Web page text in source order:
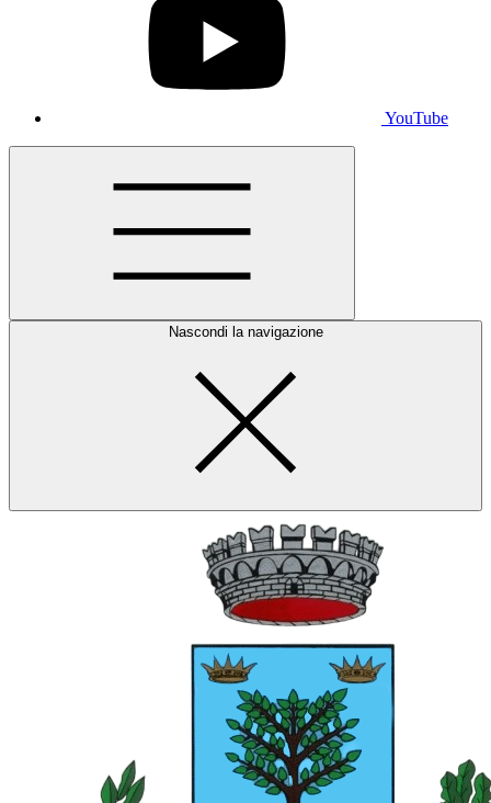
YouTube
Nascondi la navigazione